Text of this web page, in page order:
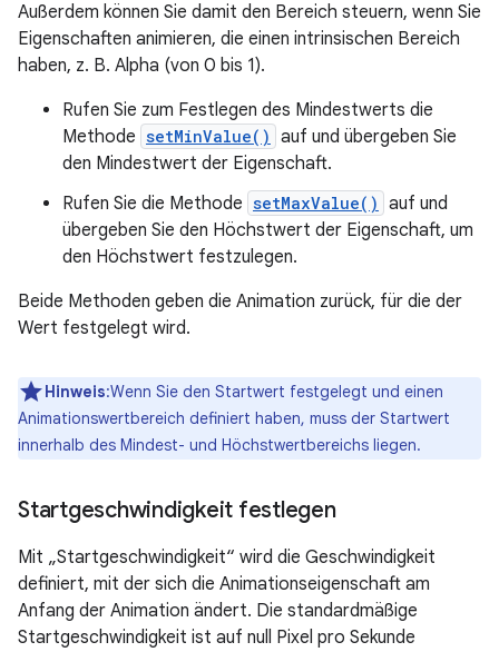
Außerdem können Sie damit den Bereich steuern, wenn Sie
Eigenschaften animieren, die einen intrinsischen Bereich
haben, z. B. Alpha (von 0 bis 1).
Rufen Sie zum Festlegen des Mindestwerts die
Methode setMinValue() auf und übergeben Sie
den Mindestwert der Eigenschaft.
Rufen Sie die Methode setMaxValue() auf und
übergeben Sie den Höchstwert der Eigenschaft, um
den Höchstwert festzulegen.
Beide Methoden geben die Animation zurück, für die der
Wert festgelegt wird.
Hinweis:Wenn Sie den Startwert festgelegt und einen
Animationswertbereich definiert haben, muss der Startwert
innerhalb des Mindest- und Höchstwertbereichs liegen.
Startgeschwindigkeit festlegen
Mit „Startgeschwindigkeit“ wird die Geschwindigkeit
definiert, mit der sich die Animationseigenschaft am
Anfang der Animation ändert. Die standardmäßige
Startgeschwindigkeit ist auf null Pixel pro Sekunde